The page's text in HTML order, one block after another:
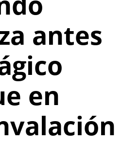
antes
en